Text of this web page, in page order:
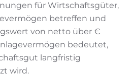
für Wirtschaftsgüter,
betreffen und
von netto über €
bedeutet,
langfristig
wird.